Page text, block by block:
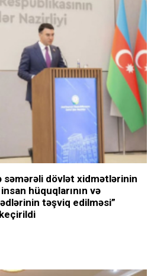
səmərəli dövlət xidmətlərinin
hüquqlarının və
təşviq edilməsi”